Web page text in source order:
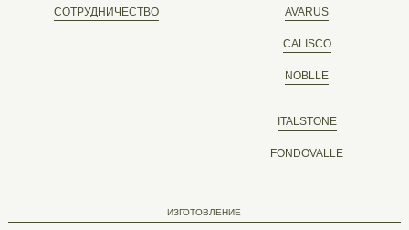
СОТРУДНИЧЕСТВО
ИЗГОТОВЛЕНИЕ
ITALSTONE
FONDOVALLE
AVARUS
CALISCO
NOBLLE